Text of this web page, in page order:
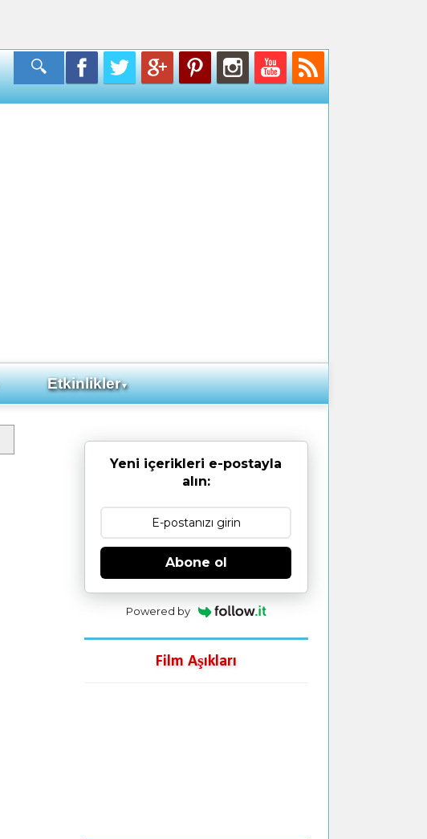
Etkinlikler▼
Yeni içerikleri e-postayla
alın:
Abone ol
Powered by
Film Aşıkları